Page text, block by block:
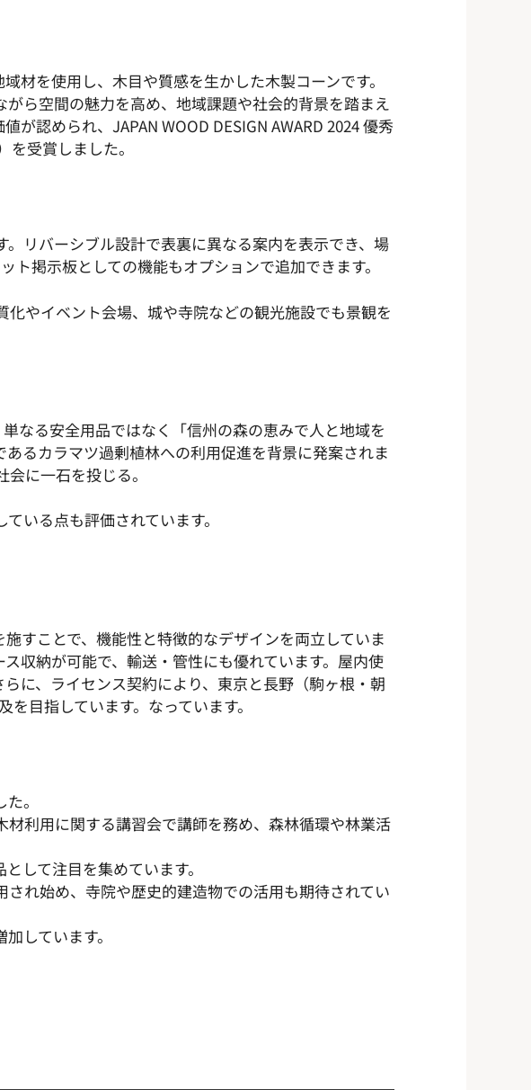
材を使用し、木目や質感を生かした木製コーンです。
ら空間の魅力を高め、地域課題や社会的背景を踏まえ
認められ、JAPAN WOOD DESIGN AWARD 2024 優秀
を受賞しました。
リバーシブル設計で表裏に異なる案内を表示でき、場
掲示板としての機能もオプションで追加できます。
やイベント会場、城や寺院などの観光施設でも景観を
なる安全用品ではなく「信州の森の恵みで人と地域を
るカラマツ過剰植林への利用促進を背景に発案されま
に一石を投じる。
いる点も評価されています。
すことで、機能性と特徴的なデザインを両立していま
収納が可能で、輸送・管性にも優れています。屋内使
に、ライセンス契約により、東京と長野（駒ヶ根・朝
目指しています。なっています。
。
利用に関する講習会で講師を務め、森林循環や林業活
して注目を集めています。
れ始め、寺院や歴史的建造物での活用も期待されてい
しています。